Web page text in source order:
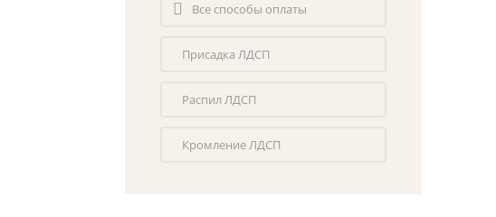
Все способы оплаты
Присадка ЛДСП
Распил ЛДСП
Кромление ЛДСП